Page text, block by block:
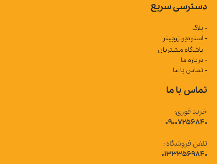
دسترسی سریع
- بلاگ
- استودیو ژوپیتر
- باشگاه مشتریان
- درباره ما
- تماس با ما
تماس با ما
خرید فوری:
09007256840
تلفن فروشگاه :
01333569840